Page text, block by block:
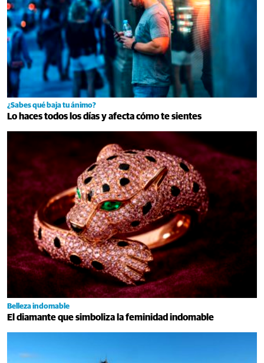
¿Sabes qué baja tu ánimo?
Lo haces todos los días y afecta cómo te sientes
Belleza indomable
El diamante que simboliza la feminidad indomable